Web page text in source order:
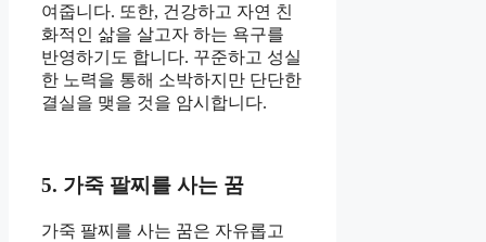
여줍니다. 또한, 건강하고 자연 친
화적인 삶을 살고자 하는 욕구를
반영하기도 합니다. 꾸준하고 성실
한 노력을 통해 소박하지만 단단한
결실을 맺을 것을 암시합니다.
5. 가죽 팔찌를 사는 꿈
가죽 팔찌를 사는 꿈은 자유롭고